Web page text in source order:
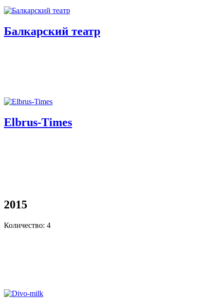
Балкарский театр
Elbrus-Times
2015
Количество: 4